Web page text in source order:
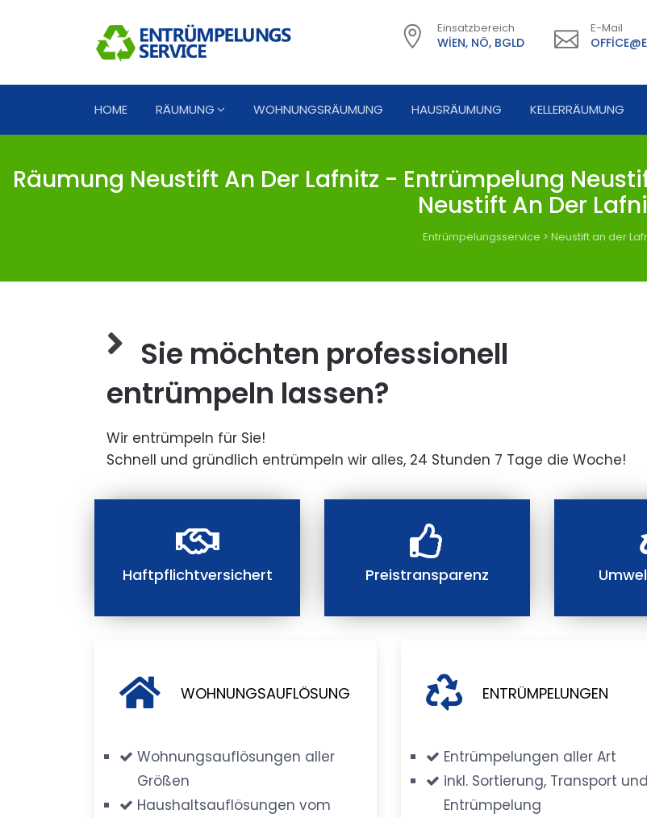
Einsatzbereich
WIEN, NÖ, BGLD
E-Mail
HOME RÄUMUNG WOHNUNGSRÄUMUNG HAUSRÄUMUNG KELLERRÄUMUNG
Räumung Neustift An Der Lafnitz - Entrümpelung
Neustift An Der
Entrümpelungsservice > Neustift an der
Sie möchten professionell
entrümpeln lassen?
Wir entrümpeln für Sie!
Schnell und gründlich entrümpeln wir alles, 24 Stunden 7 Tage die Woche!
Haftpflichtversichert Preistransparenz
WOHNUNGSAUFLÖSUNG
Wohnungsauflösungen aller
Größen
Haushaltsauflösungen vom
ENTRÜMPELUNGEN
Entrümpelungen aller Art
inkl. Sortierung, Transport und
Entrümpelung